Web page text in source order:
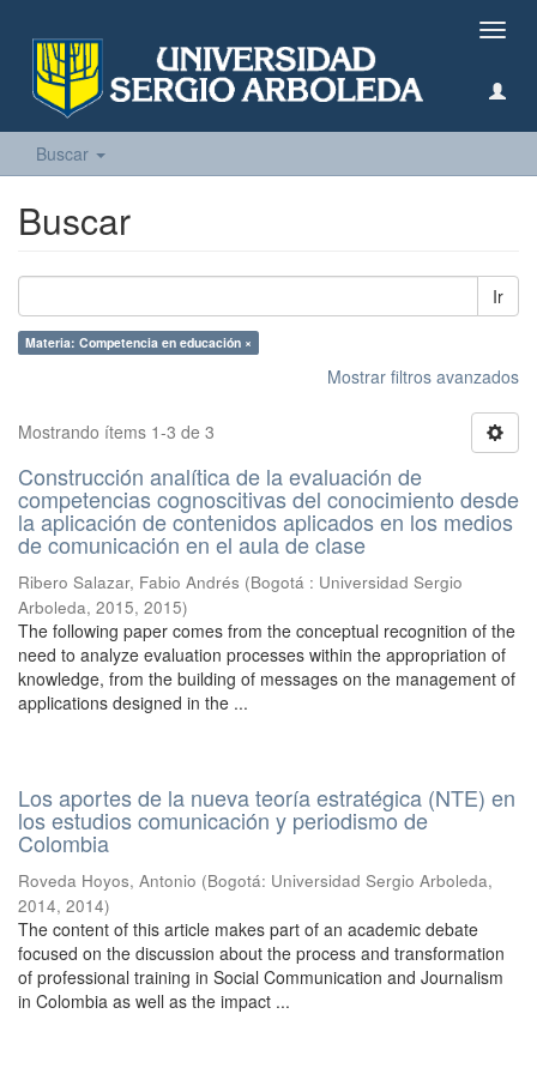
Buscar
Buscar
Ir
Materia: Competencia en educación ×
Mostrar filtros avanzados
Mostrando ítems 1-3 de 3
Construcción analítica de la evaluación de
competencias cognoscitivas del conocimiento desde
la aplicación de contenidos aplicados en los medios
de comunicación en el aula de clase
Ribero Salazar, Fabio Andrés (Bogotá : Universidad Sergio
Arboleda, 2015, 2015)
The following paper comes from the conceptual recognition of the
need to analyze evaluation processes within the appropriation of
knowledge, from the building of messages on the management of
applications designed in the ...
Los aportes de la nueva teoría estratégica (NTE) en
los estudios comunicación y periodismo de
Colombia
Roveda Hoyos, Antonio (Bogotá: Universidad Sergio Arboleda,
2014, 2014)
The content of this article makes part of an academic debate
focused on the discussion about the process and transformation
of professional training in Social Communication and Journalism
in Colombia as well as the impact ...